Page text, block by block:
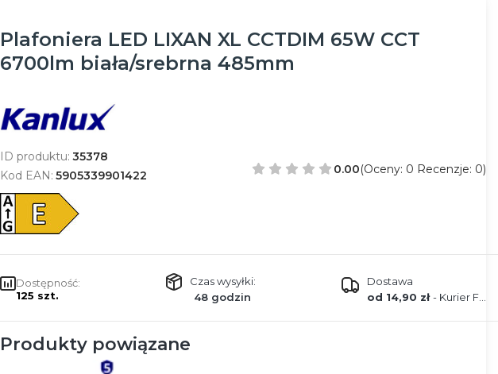
Plafoniera LED LIXAN XL CCTDIM 65W CCT
6700lm biała/srebrna 485mm
ID produktu: 35378
Kod EAN: 5905339901422 0.00(Oceny: 0 Recenzje: 0)
Dostępność:
125 szt.
Czas wysyłki:
48 godzin
Dostawa
od 14,90 zł- Kurier FEDEX
Produkty powiązane